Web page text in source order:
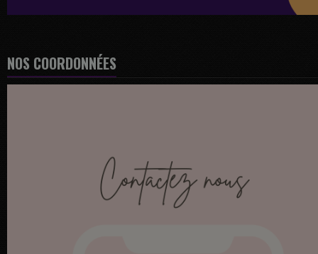
NOS COORDONNÉES